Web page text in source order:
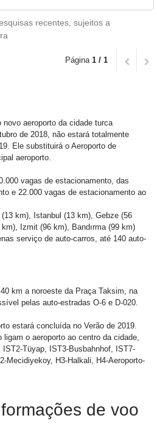
recentes, sujeitos a
Página 1 / 1
novo aeroporto da cidade turca
de 2018, não estará totalmente
Ele substituirá o Aeroporto de
aeroporto.
vagas de estacionamento, das
e 22.000 vagas de estacionamento ao
(13 km), Istanbul (13 km), Gebze (56
Izmit (96 km), Bandırma (99 km)
serviço de auto-carros, até 140 auto-
km a noroeste da Praça Taksim, na
pelas auto-estradas O-6 e D-020.
estará concluída no Verão de 2019.
o aeroporto ao centro da cidade,
Tüyap, IST3-Busbahnhof, IST7-
Mecidiyekoy, H3-Halkali, H4-Aeroporto-
de voo